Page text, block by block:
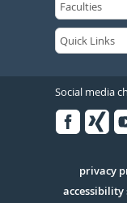
Social media
Serivce
privacy